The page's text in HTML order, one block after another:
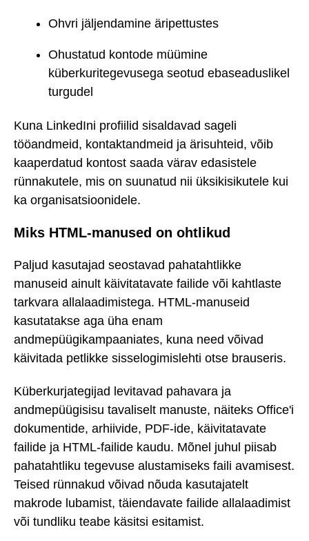
Ohvri jäljendamine äripettustes
Ohustatud kontode müümine
küberkuritegevusega seotud ebaseaduslikel
turgudel
Kuna LinkedIni profiilid sisaldavad sageli
tööandmeid, kontaktandmeid ja ärisuhteid, võib
kaaperdatud kontost saada värav edasistele
rünnakutele, mis on suunatud nii üksikisikutele kui
ka organisatsioonidele.
Miks HTML-manused on ohtlikud
Paljud kasutajad seostavad pahatahtlikke
manuseid ainult käivitatavate failide või kahtlaste
tarkvara allalaadimistega. HTML-manuseid
kasutatakse aga üha enam
andmepüügikampaaniates, kuna need võivad
käivitada petlikke sisselogimislehti otse brauseris.
Küberkurjategijad levitavad pahavara ja
andmepüügisisu tavaliselt manuste, näiteks Office'i
dokumentide, arhiivide, PDF-ide, käivitatavate
failide ja HTML-failide kaudu. Mõnel juhul piisab
pahatahtliku tegevuse alustamiseks faili avamisest.
Teised rünnakud võivad nõuda kasutajatelt
makrode lubamist, täiendavate failide allalaadimist
või tundliku teabe käsitsi esitamist.